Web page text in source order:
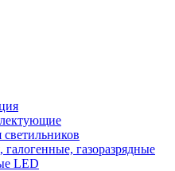
газоразрядные
LED